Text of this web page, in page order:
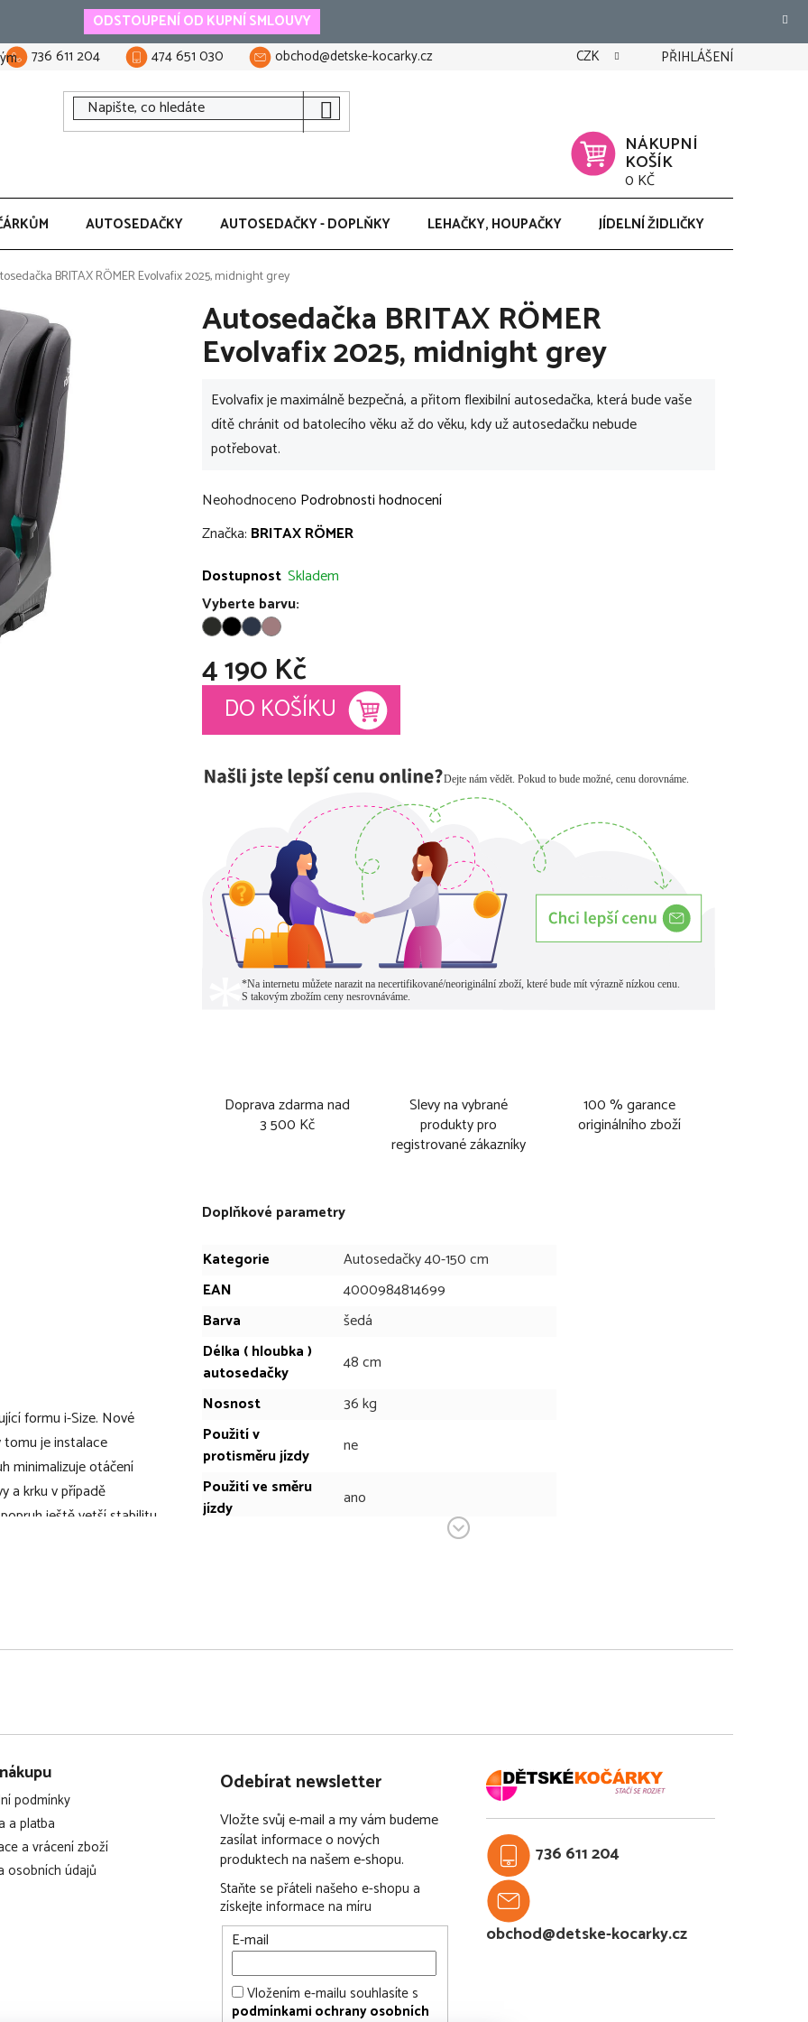
ODSTOUPENÍ OD KUPNÍ SMLOUVY
736 611 204 474 651 030 obchod@detske-kocarky.cz CZK PŘIHLÁŠENÍ
NÁKUPNÍ
KOŠÍK
0 KČ
AUTOSEDAČKY AUTOSEDAČKY - DOPLŇKY LEHAČKY, HOUPAČKY JÍDELNÍ ŽIDLIČKY
BRITAX RÖMER Evolvafix 2025, midnight grey
Autosedačka BRITAX RÖMER
Evolvafix 2025, midnight grey
Evolvafix je maximálně bezpečná, a přitom flexibilní autosedačka, která bude vaše
dítě chránit od batolecího věku až do věku, kdy už autosedačku nebude
potřebovat.
Průměrné
hodnocení
je
0,0
z
hvězdiček.
Neohodnoceno Podrobnosti hodnocení
Značka: BRITAX RÖMER
Dostupnost Skladem
Vyberte barvu:
4 190 Kč
Měrná cena:
DO KOŠÍKU
Doprava zdarma nad
3 500 Kč
Slevy na vybrané
produkty pro
registrované zákazníky
100 % garance
originálního zboží
formu i-Size. Nové
tomu je instalace
minimalizuje otáčení
a krku v případě
ještě vetší stabilitu
upevňovacím
na sobě, díky tomu je
vetší stabilitu a
Doplňkové parametry
Kategorie
Autosedačky 40-150 cm
EAN
4000984814699
Barva
šedá
Délka ( hloubka )
autosedačky
48 cm
Nosnost
36 kg
Použití v
protisměru jízdy
ne
Použití ve směru
jízdy
ano
podmínky
a platba
a vrácení zboží
osobních údajů
Odebírat newsletter
Vložte svůj e-mail a my vám budeme
zasílat informace o nových
produktech na našem e-shopu.
Staňte se přáteli našeho e-shopu a
získejte informace na míru
E-mail
Vložením e-mailu souhlasíte s
podmínkami ochrany osobních
736 611 204
obchod@detske-kocarky.cz